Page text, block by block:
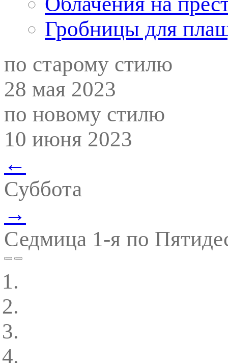
Гробницы для
по старому стилю
28 мая 2023
по новому стилю
10 июня 2023
←
Суббота
→
Седмица 1-я по